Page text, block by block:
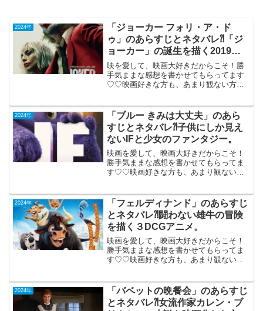
2024年
「ジョーカー フォリ・ア・ド
ゥ」のあらすじとネタバレ⁈「ジ
ョーカー」の誕生を描く2019年
の傑作の続編。
映を愛して、映画大好きだからこそ！勝
手気ままな感想を書かせてもらってます
♡♡映画好きな方も、あまり観ない方も
（138分）「ジョーカー」の誕生を描く
2019年...
2024年
「ブルー きみは大丈夫」のあら
すじとネタバレ⁈子供にしか見え
ないIFと少女のファンタジー。
映画を愛して、映画大好きだからこそ！
勝手気ままな感想を書かせてもらってま
す♡♡映画好きな方も、あまり観ない方
公開（104分）子供にしか見えないIFと少
女の...
2024年
「フェルディナンド」のあらすじ
とネタバレ⁈闘わない雄牛の冒険
を描く３DCGアニメ。
映画を愛して、映画大好きだからこそ！
勝手気ままな感想を書かせてもらってま
す♡♡映画好きな方も、あまり観ない方
内鑑賞闘わない雄牛の冒険を描く３DCG
アニメ。...
2024年
「バベットの晩餐会」のあらすじ
とネタバレ⁈女流作家カレン・ブ